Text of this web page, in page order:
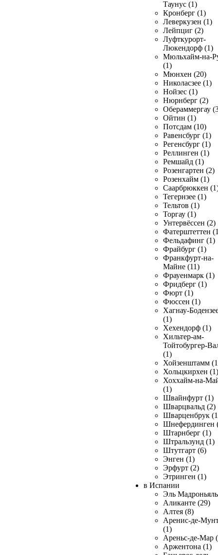
Таунус (1)
Кронберг (1)
Леверкузен (1)
Лейпциг (2)
Луфткурорт-
Люкендорф (1)
Мюльхайм-на-
(1)
Мюнхен (20)
Николасзее (1)
Нойзес (1)
Нюрнберг (2)
Обераммергау
Ойтин (1)
Потсдам (10)
Равенсбург (1)
Регенсбург (1)
Реллинген (1)
Ремшайд (1)
Розенгартен (2)
Розенхайм (1)
Саарбрюккен
Тегернзее (1)
Тельтов (1)
Торгау (1)
Унтервёссен (2)
Фатерштеттен
Фельдафинг (1)
Фрайбург (1)
Франкфурт-на-
Майне (11)
Фрауенмарк (1)
Фридберг (1)
Фюрт (1)
Фюссен (1)
Хагнау-
(1)
Хехендорф (1)
Хильтер-ам-
Тойтобургер-
(1)
Хойзенштамм
Хольцкирхен (1)
Хоххайм-на-
(1)
Швайнфурт (1)
Шварцвальд (2)
Шварценбрук
Шнефердинген
Штарнберг (1)
Штральзунд (1)
Штутгарт (6)
Энген (1)
Эрфурт (2)
Этринген (1)
в Испании
Эль
Аликанте (29)
Алтея (8)
Аренис-де-
(1)
Ареньс-де-Мар
Аржентона (1)